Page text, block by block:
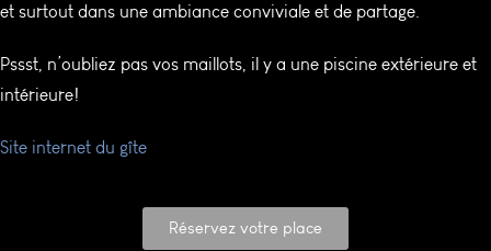
et surtout dans une ambiance conviviale et de partage.
Pssst, n’oubliez pas vos maillots, il y a une piscine extérieure et
intérieure!
Site internet du gîte
Réservez votre place